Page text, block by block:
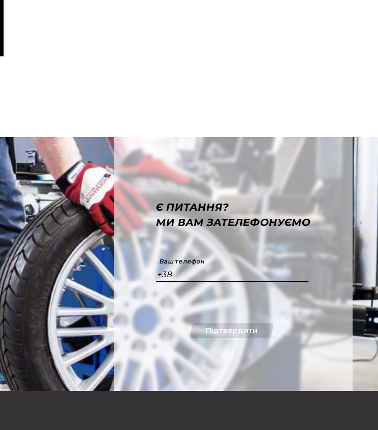
Є ПИТАННЯ?
МИ ВАМ ЗАТЕЛЕФОНУЄМО
Ваш телефон
+38
Підтвердити